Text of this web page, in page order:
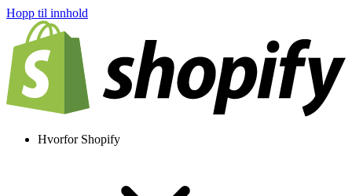
Hopp til innhold
Hvorfor Shopify